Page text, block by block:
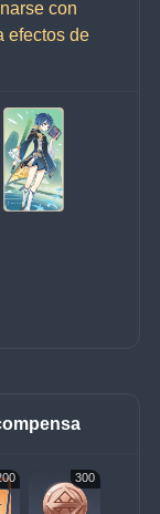
con
efectos de
300